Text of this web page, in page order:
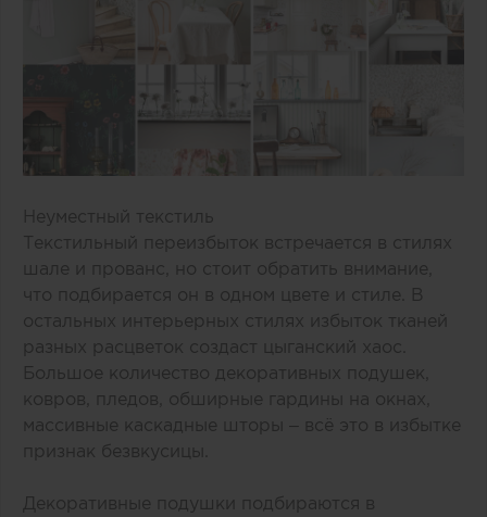
Неуместный текстиль
Текстильный переизбыток встречается в стилях
шале и прованс, но стоит обратить внимание,
что подбирается он в одном цвете и стиле. В
остальных интерьерных стилях избыток тканей
разных расцветок создаст цыганский хаос.
Большое количество декоративных подушек,
ковров, пледов, обширные гардины на окнах,
массивные каскадные шторы – всё это в избытке
признак безвкусицы.
Декоративные подушки подбираются в